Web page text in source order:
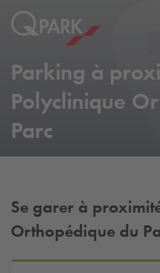
Parking à
Polyclinique
Parc
Se garer à
Orthopédique du